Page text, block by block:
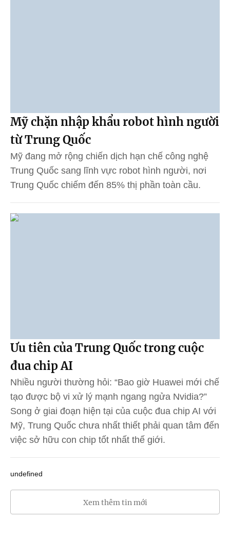
Mỹ chặn nhập khẩu robot hình người
từ Trung Quốc
Mỹ đang mở rộng chiến dịch hạn chế công nghệ
Trung Quốc sang lĩnh vực robot hình người, nơi
Trung Quốc chiếm đến 85% thị phần toàn cầu.
Ưu tiên của Trung Quốc trong cuộc
đua chip AI
Nhiều người thường hỏi: “Bao giờ Huawei mới chế
tạo được bộ vi xử lý mạnh ngang ngửa Nvidia?”
Song ở giai đoạn hiện tại của cuộc đua chip AI với
Mỹ, Trung Quốc chưa nhất thiết phải quan tâm đến
việc sở hữu con chip tốt nhất thế giới.
undefined
Xem thêm tin mới